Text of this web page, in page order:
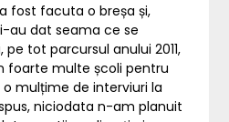
fost facuta o breșa și,
au dat seama ce se
tot parcursul anului 2011,
foarte multe școli pentru
mulțime de interviuri la
niciodata n-am planuit